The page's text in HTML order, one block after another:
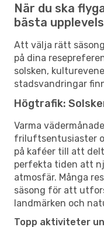
När du ska
bästa
Att välja rätt
på dina
solsken,
stadsvandringar
Högtrafik:
Varma
friluftsentusiaster
på kaféer till att
perfekta tiden att
atmosfär. Många
säsong för att
landmärken och
Topp aktiviteter